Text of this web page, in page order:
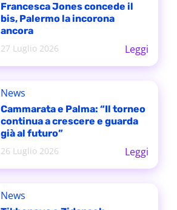
Francesca Jones concede il
bis, Palermo la incorona
ancora
27 Luglio 2026
Leggi
News
Cammarata e Palma: “Il torneo
continua a crescere e guarda
già al futuro”
26 Luglio 2026
Leggi
News